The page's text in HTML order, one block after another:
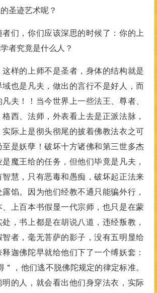
圣迹艺术呢？
们，你们应该深思的时候了：你的上
者究竟是什么人？
样的上师不是圣者，身体的结构就是
域也是凡夫，做出的言行不是好人，而
夫！！当今世界上一些法王、尊者、
西、法师，外表看上去是正派法脉，
实际上是彻头彻尾的披着佛教法衣之可
是妖孽！破坏十方诸佛和第三世多杰
魔王给的任务，但他们毕竟是凡夫，
慧，只有恶毒和愚痴，破坏起正法来
馅。因为他们经教不通只能骗外行，
上百本书假显一代宗师，也只是在蒙
，书上都是在胡说八道，违经叛教，
者，毫无菩萨的影子，没有五明显给
迦佛陀早就给他们下了一个缚妖套：
＂，他们逃不脱佛陀规定的律定标准。
明的人，就会看出他们身穿法衣，实际